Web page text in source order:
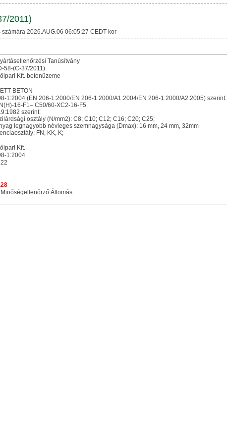
2011)
2026.AUG.06 06:05:27 CEDT-kor
Tanúsítvány
58-(C-37/2011)
Kft. betonüzeme
BETON
1:2004 (EN 206-1:2000/EN 206-1:2000/A1:2004/EN 206-1:2000/A2:2005) szerint:
16-F1– C50/60-XC2-16-F5
szerint:
osztály (N/mm2): C8; C10; C12; C16; C20; C25;
legnagyobb névleges szemnagysága (Dmax): 16 mm, 24 mm, 32mm
FN, KK, K;
Kft.
1:2004
Állomás